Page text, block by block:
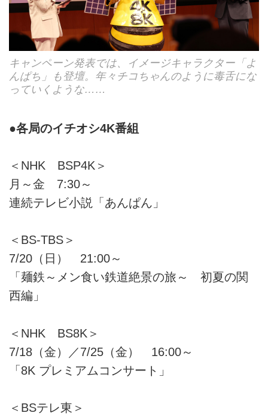
キャンペーン発表では、イメージキャラクター「よ
んぱち」も登壇。年々チコちゃんのように毒舌にな
っていくような……
●各局のイチオシ4K番組
＜NHK BSP4K＞
月～金 7:30～
連続テレビ小説「あんぱん」
＜BS-TBS＞
7/20（日） 21:00～
「麺鉄～メン食い鉄道絶景の旅～ 初夏の関
西編」
＜NHK BS8K＞
7/18（金）／7/25（金） 16:00～
「8K プレミアムコンサート」
＜BSテレ東＞